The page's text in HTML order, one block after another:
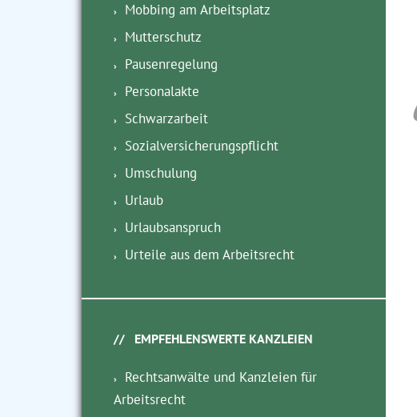
Mobbing am Arbeitsplatz
Mutterschutz
Pausenregelung
Personalakte
Schwarzarbeit
Sozialversicherungspflicht
Umschulung
Urlaub
Urlaubsanspruch
Urteile aus dem Arbeitsrecht
EMPFEHLENSWERTE KANZLEIEN
Rechtsanwälte und Kanzleien für
Arbeitsrecht